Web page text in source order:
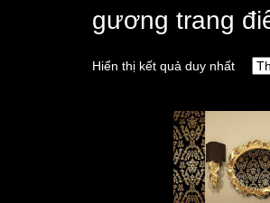
gương trang
Hiển thị kết quả duy nhất